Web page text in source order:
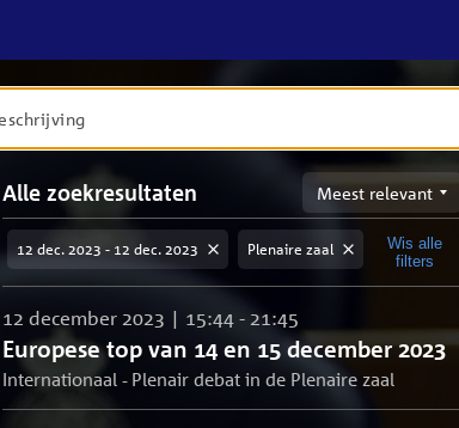
Alle zoekresultaten
Sorteren
op
meest
relevant
12 dec. 2023 - 12 dec. 2023 Plenaire zaal
Wis alle
filters
Europese top van 14 en 15 december 2023
12 december 2023 | 15:44 - 21:45
Internationaal - Plenair debat in de Plenaire zaal